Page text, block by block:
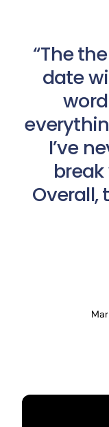
“The
date
I’ve
Overall,